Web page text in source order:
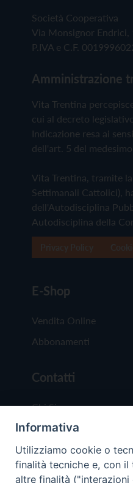
Società Cooperativa
Via Monsignor Endrici,
P.IVA e C.F.
Amministrazione
Vita Trentina
cui al decreto
Indicazione resa ai
dell'art. 5 del
Vita Trentina, tramite
Settimanali Cattolici),
dell'Autodisciplina
Autodisciplina della
E-Shop
Vendita Online
Abbonamenti
Contatti
Chi Siamo
Redazione
Scrivici
Informativa
Utilizziamo cookie o
finalità tecniche e, con il
altre finalità ("interazioni